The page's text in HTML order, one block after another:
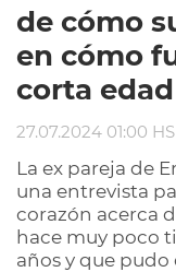
de cómo
en cómo
corta edad
27.07.2024 01:00 HS
La ex pareja de
una entrevista
corazón acerca
hace muy poco
años y que pudo